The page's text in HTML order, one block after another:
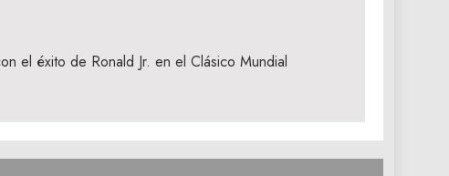
el éxito de Ronald Jr. en el Clásico Mundial